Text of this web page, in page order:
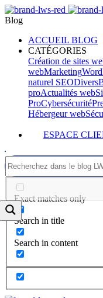
Blog
ACCUEIL BLOG
CATÉGORIES
Création de sites
webMarketing
naturel SEODivers
proActualités web
ProCybersécurité
Hébergeur web
ESPACE
Exact matches only
Search in title
Search in content